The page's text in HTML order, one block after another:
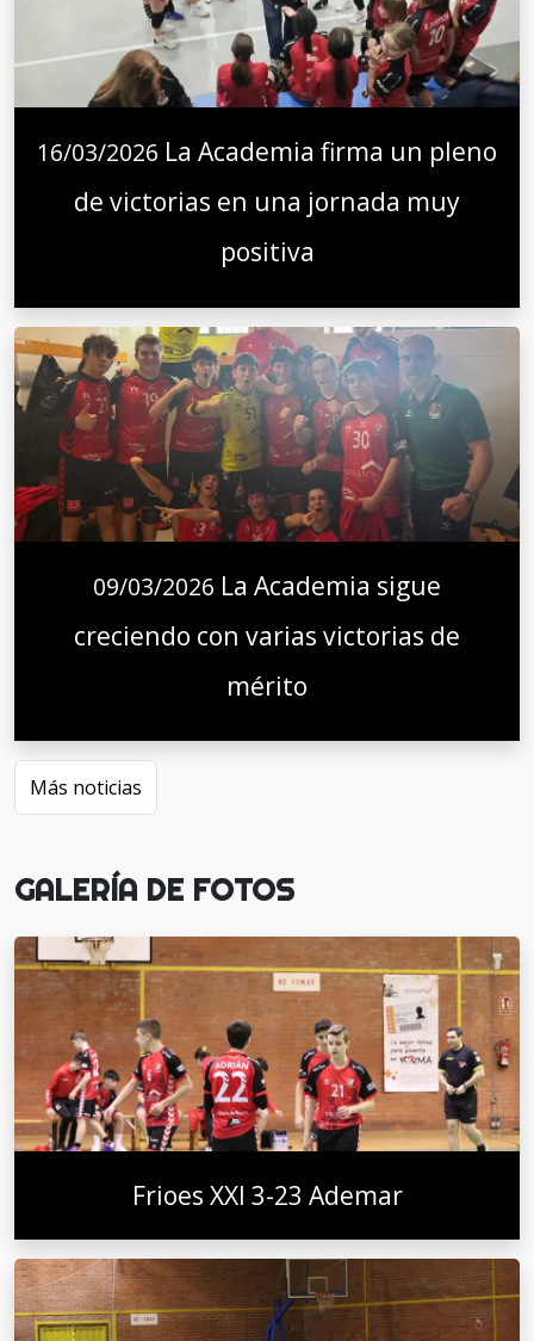
16/03/2026 La Academia firma un pleno
de victorias en una jornada muy
positiva
09/03/2026 La Academia sigue
creciendo con varias victorias de
mérito
Más noticias
GALERÍA DE FOTOS
Frioes XXI 3-23 Ademar